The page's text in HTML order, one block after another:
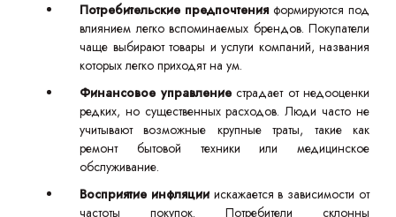
Потребительские предпочтенияформируются под
влиянием легко вспоминаемых брендов. Покупатели
чаще выбирают товары и услуги компаний, названия
которых легко приходят на ум.
Финансовое управлениестрадает от недооценки
редких, но существенных расходов. Люди часто не
учитывают возможные крупные траты, такие как
ремонт бытовой техники или медицинское
обслуживание.
Восприятие инфляцииискажается в зависимости от
частоты покупок. Потребители склонны